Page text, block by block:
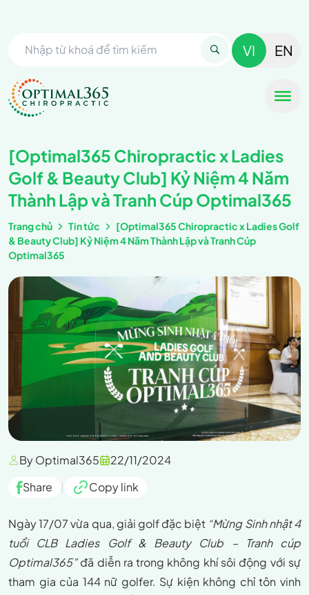
VI EN
[Optimal365 Chiropractic x Ladies
Golf & Beauty Club] Kỷ Niệm 4 Năm
Thành Lập và Tranh Cúp Optimal365
Trang chủ Tin tức
[Optimal365 Chiropractic x Ladies Golf
& Beauty Club] Kỷ Niệm 4 Năm Thành Lập và Tranh Cúp
Optimal365
By Optimal365
22/11/2024
Share
Copy link
Ngày 17/07 vừa qua, giải golf đặc biệt “Mừng Sinh nhật 4
tuổi CLB Ladies Golf & Beauty Club – Tranh cúp
Optimal365”đã diễn ra trong không khí sôi động với sự
tham gia của 144 nữ golfer. Sự kiện không chỉ tôn vinh